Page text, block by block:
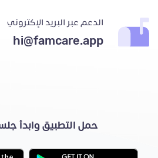
الدعم عبر البريد الإكتروني
hi@famcare.app
حمل التطبيق وابدأ